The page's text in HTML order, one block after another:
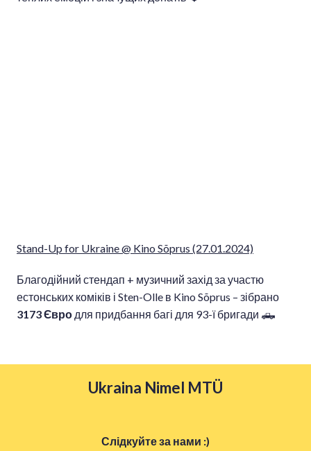
Stand-Up for Ukraine @ Kino Sõprus (27.01.2024)
Благодійний стендап + музичний захід за участю
естонських коміків і Sten-Olle в Kino Sõprus – зібрано
3173 Євро для придбання багі для 93-ї бригади 🛻
Ukraina Nimel MTÜ
Слідкуйте за нами :)